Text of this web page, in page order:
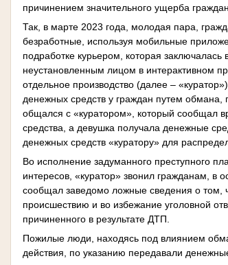
причинением значительного ущерба
Так, в марте 2023 года, молодая пара,
безработные, используя мобильные
подработке курьером, которая
неустановленным лицом в интерактивном
отдельное производство (далее –
денежных средств у граждан путем
общался с «куратором», который сообщал
средства, а девушка получала денежные
денежных средств «куратору» для
Во исполнение задуманного преступного
интересов, «куратор» звонил гражданам,
сообщал заведомо ложные сведения о том,
происшествию и во избежание уголовной
причиненного в результате ДТП.
Пожилые люди, находясь под влиянием
действия, по указанию передавали